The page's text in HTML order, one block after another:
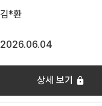
김*환
2026.06.04
상세 보기